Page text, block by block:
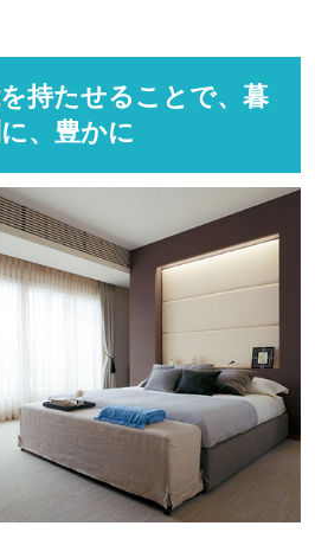
持たせることで、暮
、豊かに